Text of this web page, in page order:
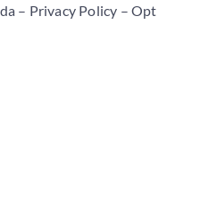
– Privacy Policy – Opt